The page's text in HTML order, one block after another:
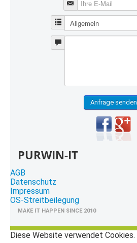
Anfrage senden
PURWIN-IT
AGB
Datenschutz
Impressum
OS-Streitbeilegung
MAKE IT HAPPEN SINCE 2010
Diese Website verwendet Cookies.